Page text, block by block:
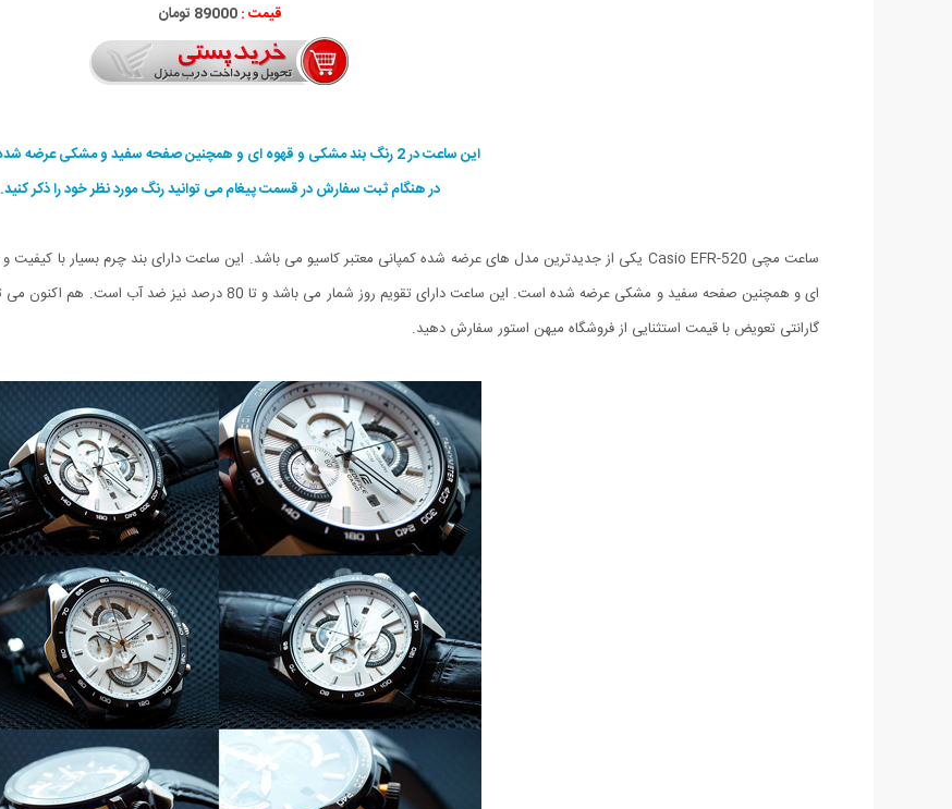
قیمت :89000 تومان
این ساعت در 2 رنگ بند مشکی و قهوه ای و همچنین صفحه سفید و مشکی عرضه شده است.
در هنگام ثبت سفارش در قسمت پیغام می توانید رنگ مورد نظر خود را ذکر کنید.
گارانتی تعویض با قیمت استثنایی از فروشگاه میهن استور سفارش دهید.